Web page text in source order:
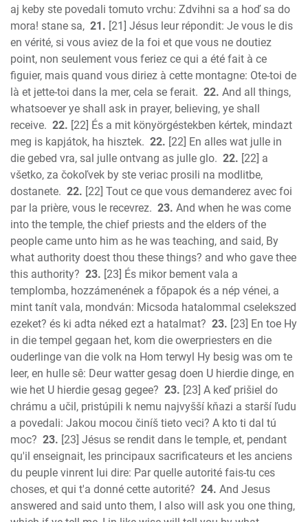
aj keby ste povedali tomuto vrchu: Zdvihni sa a hoď sa do
mora! stane sa, 21. [21] Jésus leur répondit: Je vous le dis
en vérité, si vous aviez de la foi et que vous ne doutiez
point, non seulement vous feriez ce qui a été fait à ce
figuier, mais quand vous diriez à cette montagne: Ote-toi de
là et jette-toi dans la mer, cela se ferait. 22. And all things,
whatsoever ye shall ask in prayer, believing, ye shall
receive. 22. [22] És a mit könyörgéstekben kértek, mindazt
meg is kapjátok, ha hisztek. 22. [22] En alles wat julle in
die gebed vra, sal julle ontvang as julle glo. 22. [22] a
všetko, za čokoľvek by ste veriac prosili na modlitbe,
dostanete. 22. [22] Tout ce que vous demanderez avec foi
par la prière, vous le recevrez. 23. And when he was come
into the temple, the chief priests and the elders of the
people came unto him as he was teaching, and said, By
what authority doest thou these things? and who gave thee
this authority? 23. [23] És mikor bement vala a
templomba, hozzámenének a főpapok és a nép vénei, a
mint tanít vala, mondván: Micsoda hatalommal cselekszed
ezeket? és ki adta néked ezt a hatalmat? 23. [23] En toe Hy
in die tempel gegaan het, kom die owerpriesters en die
ouderlinge van die volk na Hom terwyl Hy besig was om te
leer, en hulle sê: Deur watter gesag doen U hierdie dinge, en
wie het U hierdie gesag gegee? 23. [23] A keď prišiel do
chrámu a učil, pristúpili k nemu najvyšší kňazi a starší ľudu
a povedali: Jakou mocou činíš tieto veci? A kto ti dal tú
moc? 23. [23] Jésus se rendit dans le temple, et, pendant
qu'il enseignait, les principaux sacrificateurs et les anciens
du peuple vinrent lui dire: Par quelle autorité fais-tu ces
choses, et qui t'a donné cette autorité? 24. And Jesus
answered and said unto them, I also will ask you one thing,